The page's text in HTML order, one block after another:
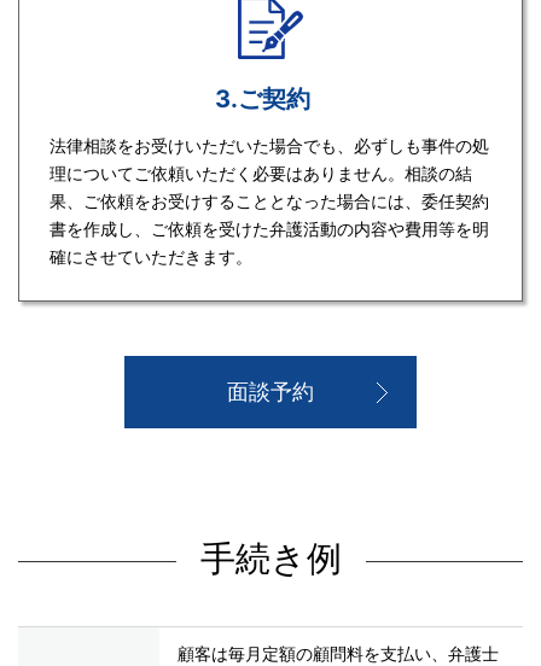
3.ご契約
法律相談をお受けいただいた場合でも、必ずしも事件の処
理についてご依頼いただく必要はありません。相談の結
果、ご依頼をお受けすることとなった場合には、委任契約
書を作成し、ご依頼を受けた弁護活動の内容や費用等を明
確にさせていただきます。
面談予約
手続き例
顧客は毎月定額の顧問料を支払い、弁護士